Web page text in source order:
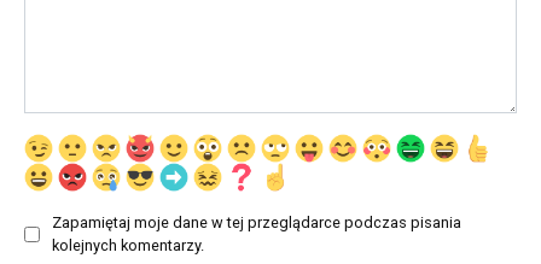
Zapamiętaj moje dane w tej przeglądarce podczas pisania
kolejnych komentarzy.